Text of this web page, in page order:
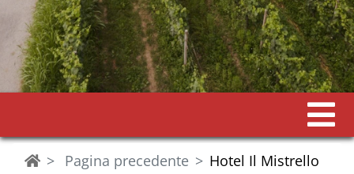
Pagina precedente Hotel Il Mistrello